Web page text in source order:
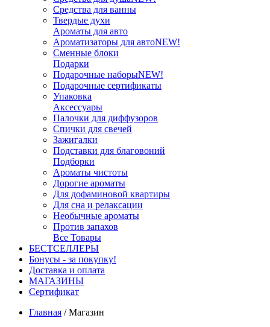
Средства для ванны
Твердые духи
Ароматы для авто
Ароматизаторы для автоNEW!
Сменные блоки
Подарки
Подарочные наборыNEW!
Подарочные сертификаты
Упаковка
Аксессуары
Палочки для диффузоров
Спички для свечей
Зажигалки
Подставки для благовоний
Подборки
Ароматы чистоты
Дорогие ароматы
Для дофаминовой квартиры
Для сна и релаксации
Необычные ароматы
Против запахов
Все Товары
БЕСТСЕЛЛЕРЫ
Бонусы - за покупку!
Доставка и оплата
МАГАЗИНЫ
Cертификат
Главная /Магазин